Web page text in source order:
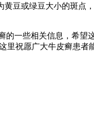
豆或绿豆大小的斑
的一些相关信息，希
里祝愿广大牛皮癣患者